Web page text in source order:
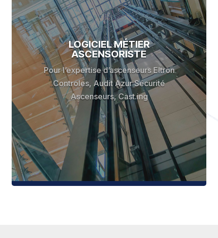
LOGICIEL MÉTIER
ASCENSORISTE
Pour l’expertise d’ascenseurs Eltron
Controles, Audit Azur Sécurité
Ascenseurs, Cast.ing